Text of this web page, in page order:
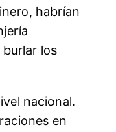
habrían
los
nacional.
en